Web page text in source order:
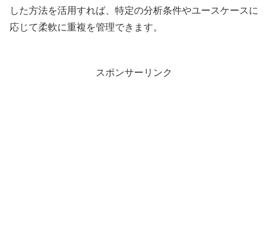
した方法を活用すれば、特定の分析条件やユースケースに
応じて柔軟に重複を管理できます。
スポンサーリンク